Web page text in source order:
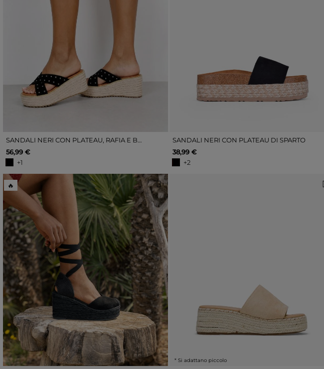
SANDALI NERI CON PLATEAU, RAFIA E BORCHIE
56,99 €
+1
SANDALI NERI CON PLATEAU DI SPARTO
38,99 €
+2
🔥
* Si adattano piccolo